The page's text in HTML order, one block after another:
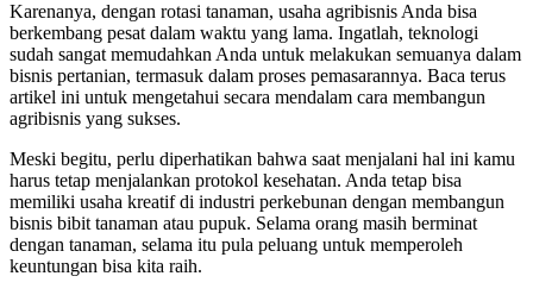
Karenanya, dengan rotasi tanaman, usaha agribisnis Anda bisa
berkembang pesat dalam waktu yang lama. Ingatlah, teknologi
sudah sangat memudahkan Anda untuk melakukan semuanya dalam
bisnis pertanian, termasuk dalam proses pemasarannya. Baca terus
artikel ini untuk mengetahui secara mendalam cara membangun
agribisnis yang sukses.
Meski begitu, perlu diperhatikan bahwa saat menjalani hal ini kamu
harus tetap menjalankan protokol kesehatan. Anda tetap bisa
memiliki usaha kreatif di industri perkebunan dengan membangun
bisnis bibit tanaman atau pupuk. Selama orang masih berminat
dengan tanaman, selama itu pula peluang untuk memperoleh
keuntungan bisa kita raih.